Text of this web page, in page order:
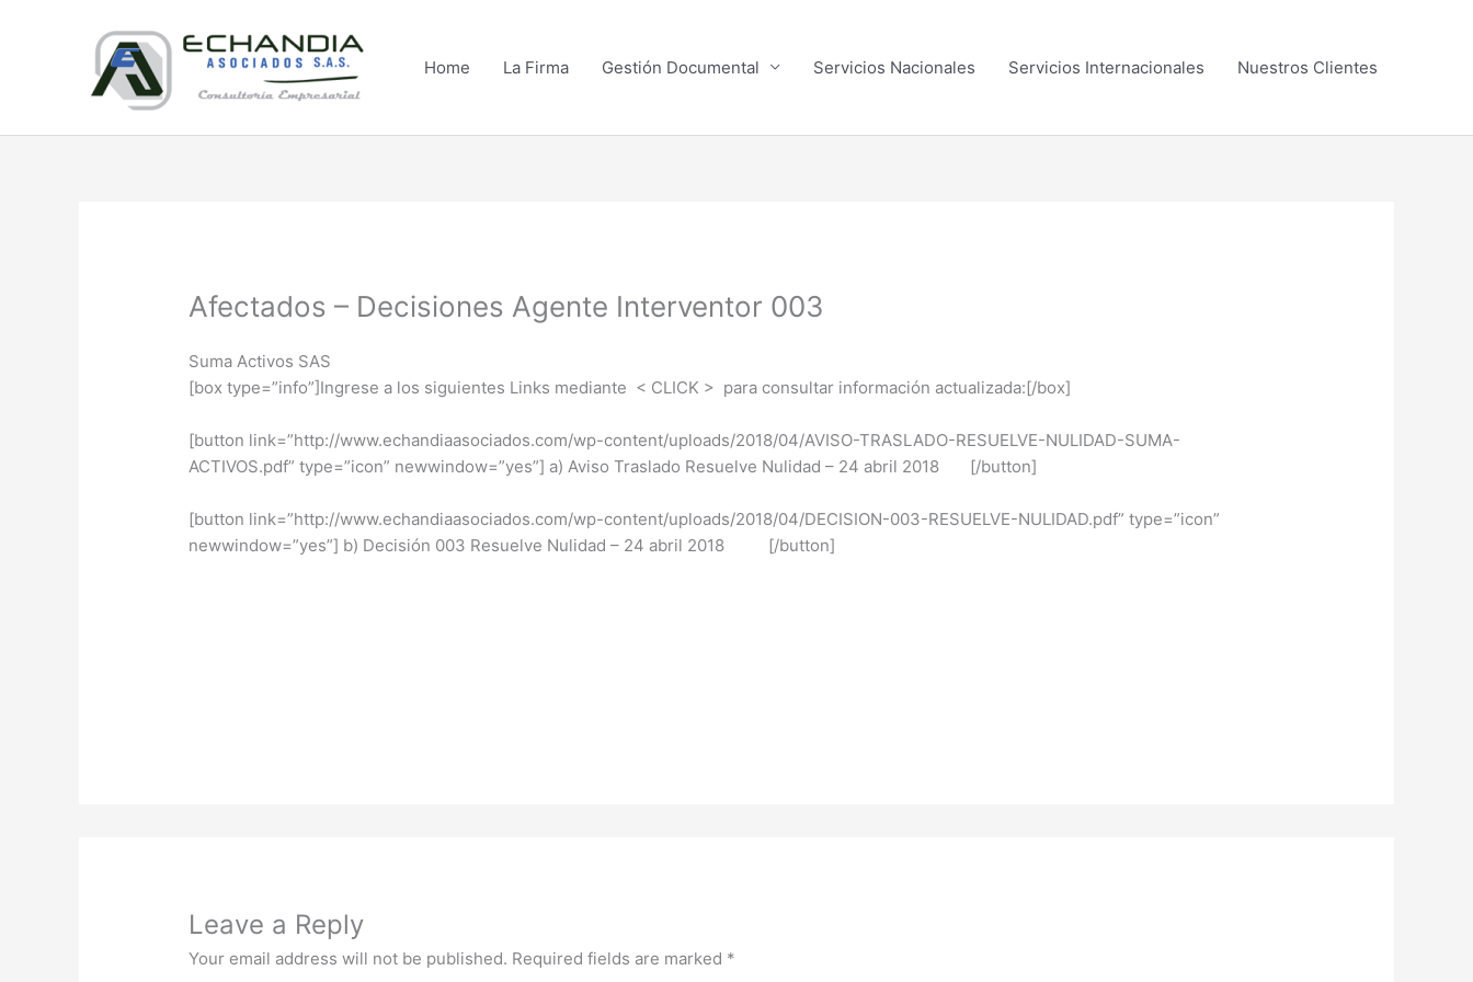
Home La Firma Gestión Documental Servicios Nacionales Servicios Internacionales Nuestros Clientes
Afectados – Decisiones Agente Interventor 003
Suma Activos SAS
[box type=”info”]Ingrese a los siguientes Links mediante < CLICK > para consultar información actualizada:[/box]
[button link=”http://www.echandiaasociados.com/wp-content/uploads/2018/04/AVISO-TRASLADO-RESUELVE-NULIDAD-SUMA-
ACTIVOS.pdf” type=”icon” newwindow=”yes”] a) Aviso Traslado Resuelve Nulidad – 24 abril 2018 [/button]
[button link=”http://www.echandiaasociados.com/wp-content/uploads/2018/04/DECISION-003-RESUELVE-NULIDAD.pdf” type=”icon”
newwindow=”yes”] b) Decisión 003 Resuelve Nulidad – 24 abril 2018 [/button]
Leave a Reply
Your email address will not be published. Required fields are marked *